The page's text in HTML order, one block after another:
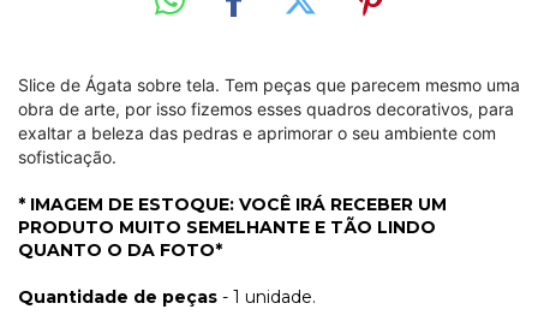
Slice de Ágata sobre tela. Tem peças que parecem mesmo uma
obra de arte, por isso fizemos esses quadros decorativos, para
exaltar a beleza das pedras e aprimorar o seu ambiente com
sofisticação.
* IMAGEM DE ESTOQUE: VOCÊ IRÁ RECEBER UM
PRODUTO MUITO SEMELHANTE E TÃO LINDO
QUANTO O DA FOTO*
Quantidade de peças - 1 unidade.